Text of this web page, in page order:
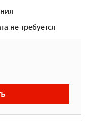
не требуется